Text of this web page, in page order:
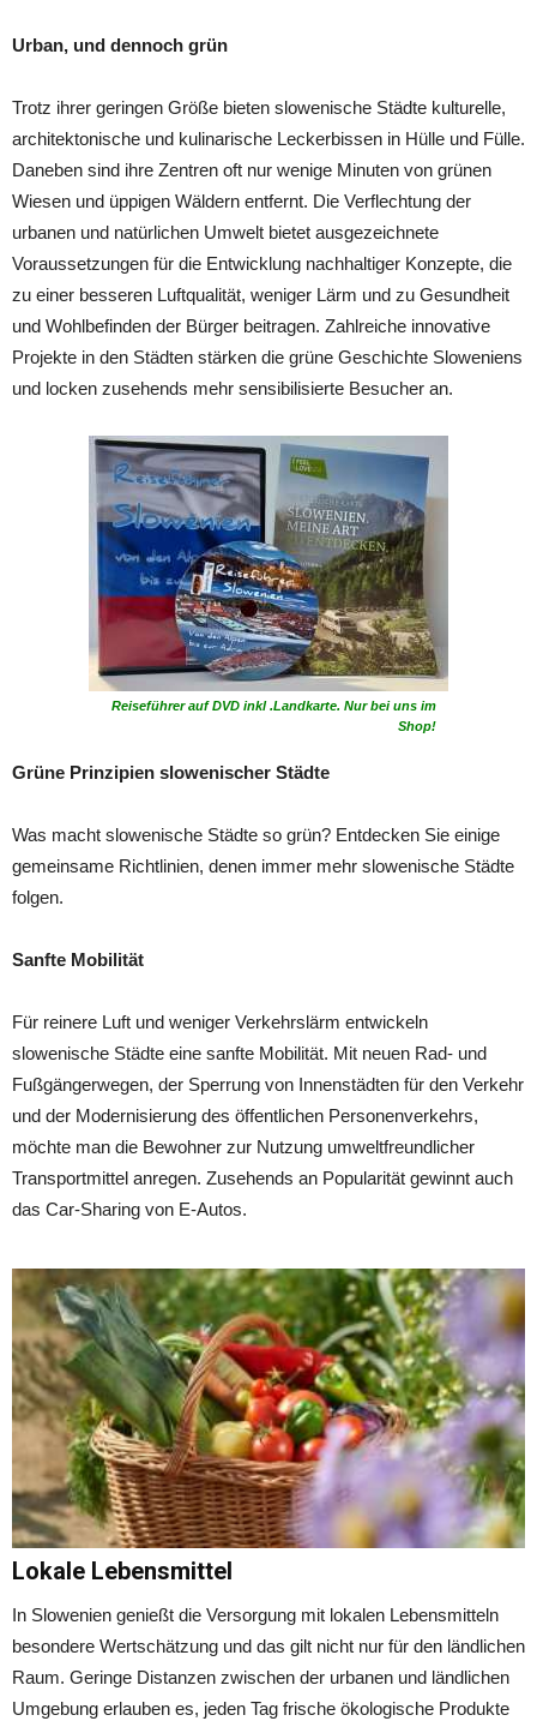
Urban, und dennoch grün
Trotz ihrer geringen Größe bieten slowenische Städte kulturelle,
architektonische und kulinarische Leckerbissen in Hülle und Fülle.
Daneben sind ihre Zentren oft nur wenige Minuten von grünen
Wiesen und üppigen Wäldern entfernt. Die Verflechtung der
urbanen und natürlichen Umwelt bietet ausgezeichnete
Voraussetzungen für die Entwicklung nachhaltiger Konzepte, die
zu einer besseren Luftqualität, weniger Lärm und zu Gesundheit
und Wohlbefinden der Bürger beitragen. Zahlreiche innovative
Projekte in den Städten stärken die grüne Geschichte Sloweniens
und locken zusehends mehr sensibilisierte Besucher an.
Reiseführer auf DVD inkl .Landkarte. Nur bei uns im
Shop!
Grüne Prinzipien slowenischer Städte
Was macht slowenische Städte so grün? Entdecken Sie einige
gemeinsame Richtlinien, denen immer mehr slowenische Städte
folgen.
Sanfte Mobilität
Für reinere Luft und weniger Verkehrslärm entwickeln
slowenische Städte eine sanfte Mobilität. Mit neuen Rad- und
Fußgängerwegen, der Sperrung von Innenstädten für den Verkehr
und der Modernisierung des öffentlichen Personenverkehrs,
möchte man die Bewohner zur Nutzung umweltfreundlicher
Transportmittel anregen. Zusehends an Popularität gewinnt auch
das Car-Sharing von E-Autos.
Lokale Lebensmittel
In Slowenien genießt die Versorgung mit lokalen Lebensmitteln
besondere Wertschätzung und das gilt nicht nur für den ländlichen
Raum. Geringe Distanzen zwischen der urbanen und ländlichen
Umgebung erlauben es, jeden Tag frische ökologische Produkte